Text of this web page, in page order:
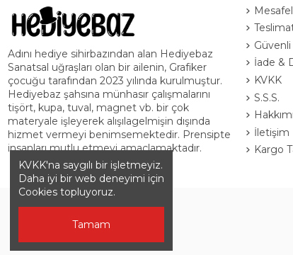
Adını hediye sihirbazından alan Hediyebaz
Sanatsal uğraşları olan bir ailenin, Grafiker
çocuğu tarafından 2023 yılında kurulmuştur.
Hediyebaz şahsına münhasır çalışmalarını
tişört, kupa, tuval, magnet vb. bir çok
materyale işleyerek alışılagelmişin dışında
hizmet vermeyi benimsemektedir. Prensipte
insanları mutlu etmeyi amaçlamaktadır.
İade &
KVKK
S.S.S.
İletişim
Kargo
KVKK'na saygılı bir işletmeyiz.
Daha iyi bir web deneyimi için
Cookies topluyoruz.
Tamam